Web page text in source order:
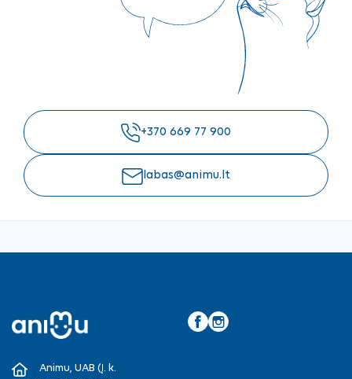
+370 669 77 900
labas@animu.lt
Animu, UAB (Į. k.